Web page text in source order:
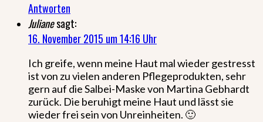
Antworten
Julianesagt:
16. November 2015 um 14:16 Uhr
Ich greife, wenn meine Haut mal wieder gestresst
ist von zu vielen anderen Pflegeprodukten, sehr
gern auf die Salbei-Maske von Martina Gebhardt
zurück. Die beruhigt meine Haut und lässt sie
wieder frei sein von Unreinheiten. 🙂